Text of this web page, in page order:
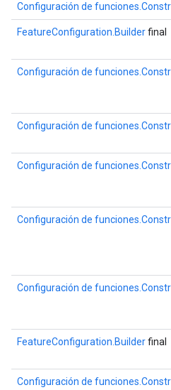
Configuración de
FeatureConfiguration.Builderfinal
Configuración de
Configuración de
Configuración de
Configuración de
Configuración de
FeatureConfiguration.Builderfinal
Configuración de